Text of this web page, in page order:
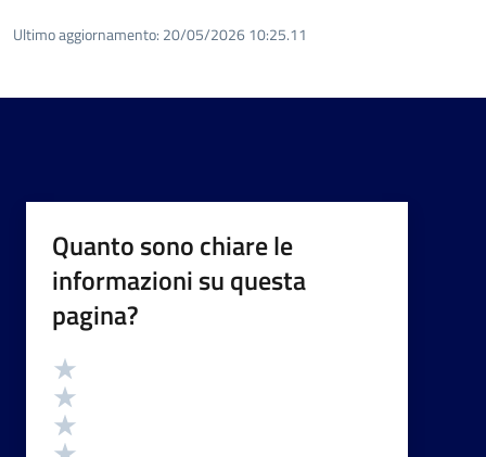
Ultimo aggiornamento: 20/05/2026 10:25.11
Quanto sono chiare le
informazioni su questa
pagina?
Valutazione